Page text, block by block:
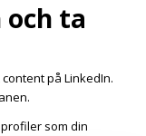
och ta
på LinkedIn.
som din